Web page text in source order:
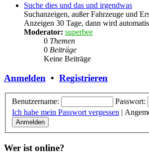
Suche dies und das und irgendwas
Suchanzeigen, außer Fahrzeuge und
Anzeigen 30 Tage, dann wird
Moderator: superbee
0 Themen
0 Beiträge
Keine Beiträge
Anmelden • Registrieren
Benutzername:
Passwort:
Ich habe mein Passwort vergessen |
Wer ist online?